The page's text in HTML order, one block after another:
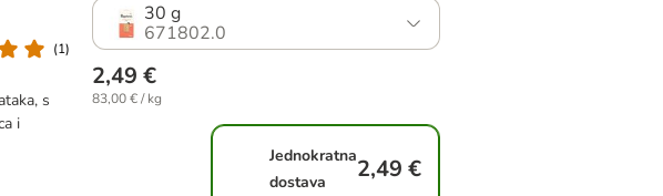
(1)
s
i
30 g
671802.0
2,49 €
83,00 € / kg
Jednokratna
dostava
2,49 €